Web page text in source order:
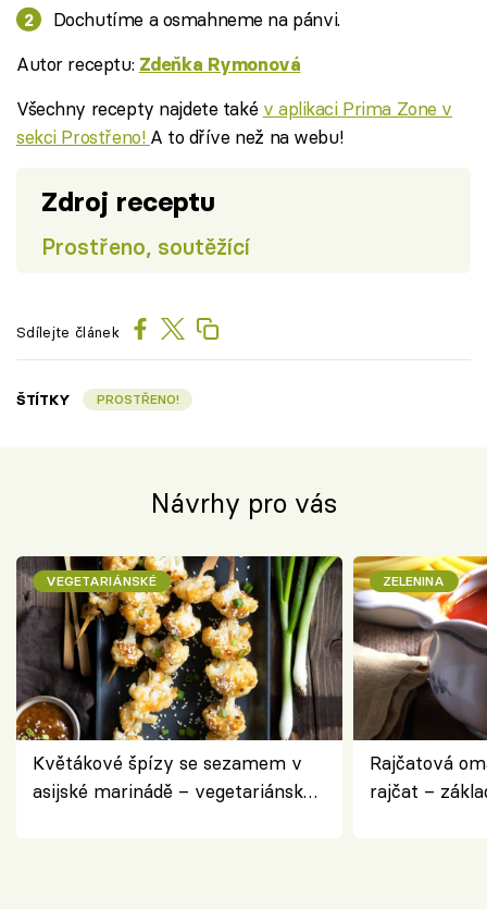
Dochutíme a osmahneme na pánvi.
Autor receptu: Zdeňka Rymonová
Všechny recepty najdete také v aplikaci Prima Zone v
sekci Prostřeno! A to dříve než na webu!
Zdroj receptu
Prostřeno, soutěžící
Sdílejte článek
ŠTÍTKY PROSTŘENO!
Návrhy pro vás
VEGETARIÁNSKÉ
Květákové špízy se sezamem v
asijské marinádě – vegetariánská
ZELENINA
Rajčatová
rajčat –